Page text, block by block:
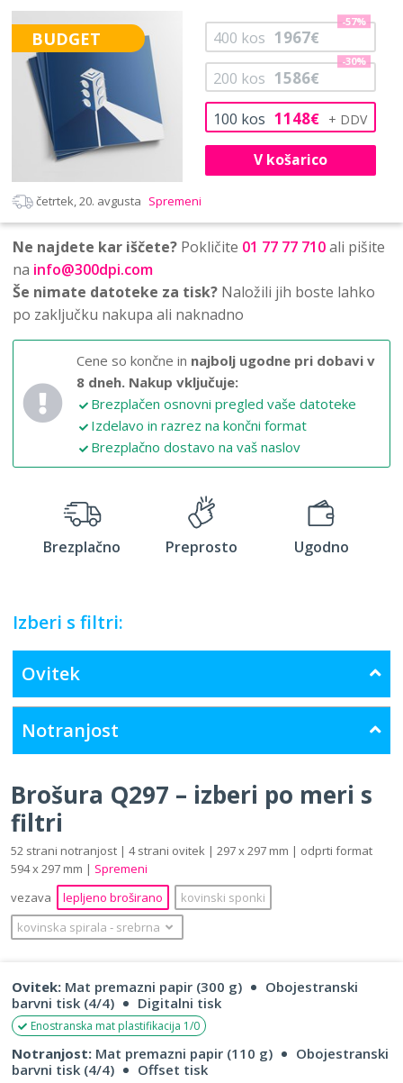
BUDGET
100 kos 1148€
200 kos 1586€
-30%
400 kos 1967€
-57%
V košarico
četrtek, 20. avgusta Spremeni
Ne najdete kar iščete? Pokličite 01 77 77 710ali pišite
na info@300dpi.com
Še nimate datoteke za tisk? Naložili jih boste lahko
po zaključku nakupa ali naknadno
Cene so končne in najbolj ugodne pri dobavi v
8 dneh. Nakup vključuje:
Brezplačen osnovni pregled vaše datoteke
Izdelavo in razrez na končni format
Brezplačno dostavo na vaš naslov
Brezplačno Preprosto Ugodno
Izberi s filtri:
Ovitek
Notranjost
Brošura Q297 – izberi po meri s
filtri
52 strani notranjost | 4 strani ovitek | 297 x 297 mm | odprti format
594 x 297 mm | Spremeni
vezava
lepljeno broširano
kovinski sponki
kovinska spirala ‐ srebrna
Ovitek: Mat premazni papir (300 g)
Obojestranski
barvni tisk (4/4)
Digitalni tisk
Enostranska mat plastifikacija 1/0
Notranjost: Mat premazni papir (110 g)
Obojestranski
barvni tisk (4/4)
Offset tisk